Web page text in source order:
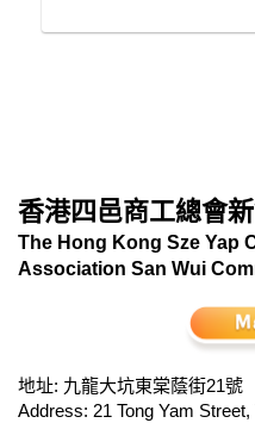
香港四邑商工總會
The Hong Kong Sze Yap
Association San Wui
地址: 九龍大坑東棠蔭街21號
Address: 21 Tong Yam